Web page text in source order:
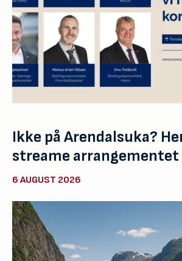
Ikke på Arendalsuka?
streame arrangementet
6 AUGUST 2026